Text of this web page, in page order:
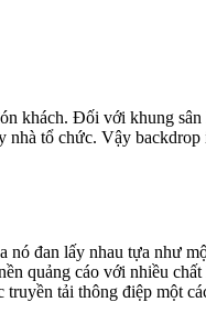
khách. Đối với khung
tổ chức. Vậy
nó đan lấy nhau tựa như
quảng cáo với nhiều
tải thông điệp một